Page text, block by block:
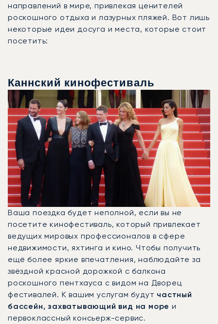
направлений в мире, привлекая ценителей
роскошного отдыха и лазурных пляжей. Вот лишь
некоторые идеи досуга и места, которые стоит
посетить:
Каннский кинофестиваль
Ваша поездка будет неполной, если вы не
посетите кинофестиваль, который привлекает
ведущих мировых профессионалов в сфере
недвижимости, яхтинга и кино. Чтобы получить
ещё более яркие впечатления, наблюдайте за
звёздной красной дорожкой с балкона
роскошного пентхауса с видом на Дворец
фестивалей. К вашим услугам будут частный
бассейн, захватывающий вид на море и
первоклассный консьерж-сервис.